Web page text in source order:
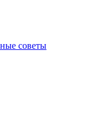
советы